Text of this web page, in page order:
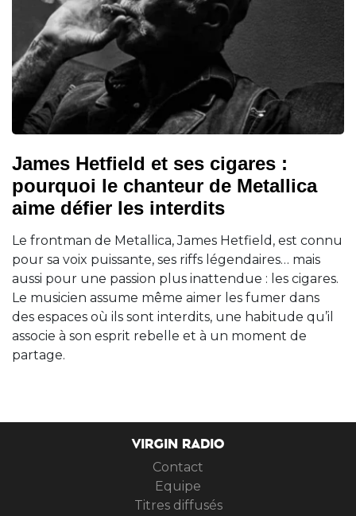
James Hetfield et ses cigares :
pourquoi le chanteur de Metallica
aime défier les interdits
Le frontman de Metallica, James Hetfield, est connu
pour sa voix puissante, ses riffs légendaires… mais
aussi pour une passion plus inattendue : les cigares.
Le musicien assume même aimer les fumer dans
des espaces où ils sont interdits, une habitude qu’il
associe à son esprit rebelle et à un moment de
partage.
VIRGIN RADIO
Contact
Equipe
Titres diffusés